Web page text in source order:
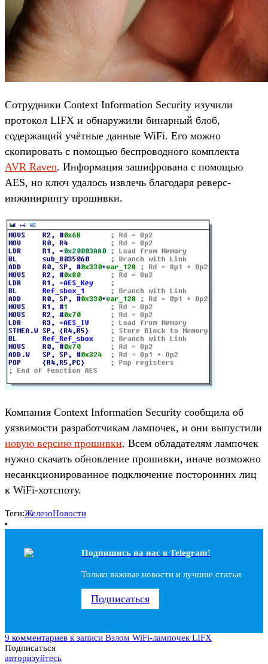
Сотрудники Context Information Security изучили
протокол LIFX и обнаружили бинарный блоб,
содержащий учётные данные WiFi. Его можно
скопировать с помощью беспроводного комплекта
AVR Raven. Информация зашифрована с помощью
AES, но ключ удалось извлечь благодаря реверс-
инжинирингу прошивки.
Компания Context Information Security сообщила об
уязвимости разработчикам лампочек, и они выпустили
новую версию прошивки. Всем обладателям лампочек
нужно скачать обновление прошивки, иначе возможно
несанкционированное подключение посторонних лиц
к WiFi-хотспоту.
Теги:ЖелезоНовости
Подпишись на наc в Telegram!
Только важные новости и лучшие статьи
Подписаться
9 комментариев к записи Взлом WiFi-лампочек LIFX
Подписаться
авторизуйтесь